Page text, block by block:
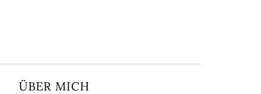
ÜBER MICH